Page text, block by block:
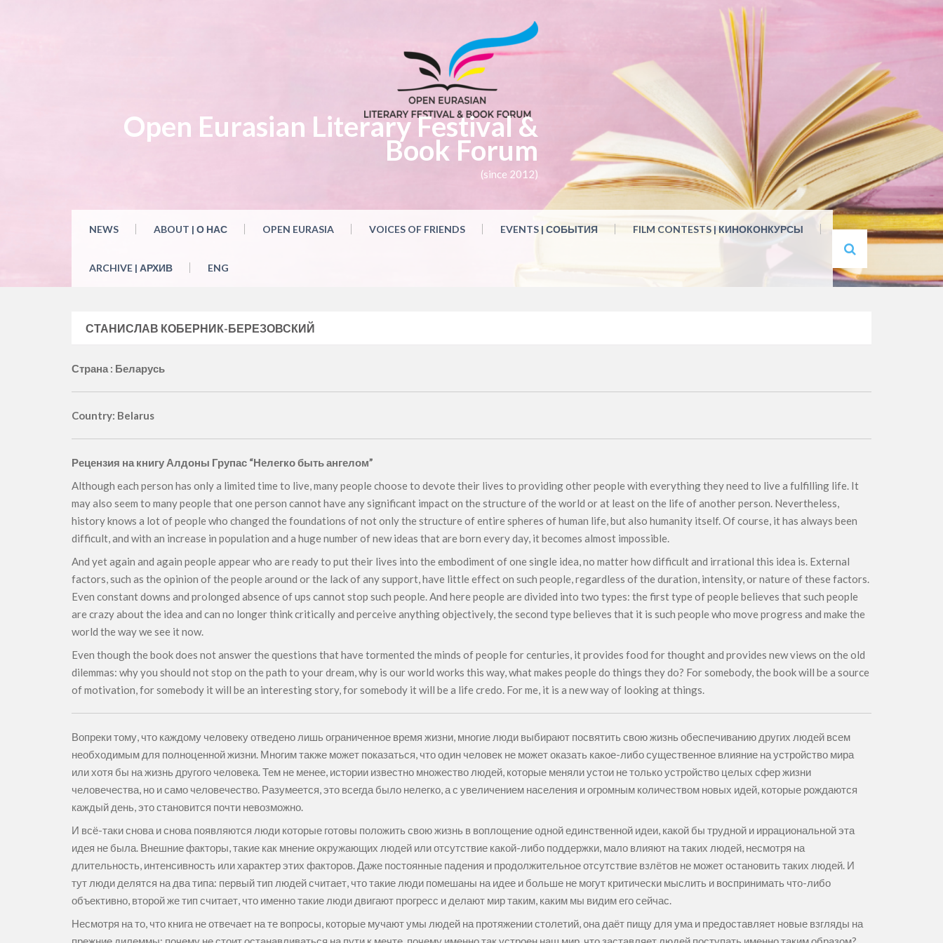
Open Eurasian Literary Festival &
Book Forum
(since 2012)
NEWS ABOUT | О НАС OPEN EURASIA VOICES OF FRIENDS EVENTS | СОБЫТИЯ FILM CONTESTS | КИНОКОНКУРСЫ
ARCHIVE | АРХИВ ENG
СТАНИСЛАВ КОБЕРНИК-БЕРЕЗОВСКИЙ
Страна : Беларусь
Country: Belarus
Рецензия на книгу Алдоны Групас “Нелегко быть ангелом”
Although each person has only a limited time to live, many people choose to devote their lives to providing other people with everything they need to live a fulfilling life. It
may also seem to many people that one person cannot have any significant impact on the structure of the world or at least on the life of another person. Nevertheless,
history knows a lot of people who changed the foundations of not only the structure of entire spheres of human life, but also humanity itself. Of course, it has always been
difficult, and with an increase in population and a huge number of new ideas that are born every day, it becomes almost impossible.
And yet again and again people appear who are ready to put their lives into the embodiment of one single idea, no matter how difficult and irrational this idea is. External
factors, such as the opinion of the people around or the lack of any support, have little effect on such people, regardless of the duration, intensity, or nature of these factors.
Even constant downs and prolonged absence of ups cannot stop such people. And here people are divided into two types: the first type of people believes that such people
are crazy about the idea and can no longer think critically and perceive anything objectively, the second type believes that it is such people who move progress and make the
world the way we see it now.
Even though the book does not answer the questions that have tormented the minds of people for centuries, it provides food for thought and provides new views on the old
dilemmas: why you should not stop on the path to your dream, why is our world works this way, what makes people do things they do? For somebody, the book will be a source
of motivation, for somebody it will be an interesting story, for somebody it will be a life credo. For me, it is a new way of looking at things.
Вопреки тому, что каждому человеку отведено лишь ограниченное время жизни, многие люди выбирают посвятить свою жизнь обеспечиванию других людей всем
необходимым для полноценной жизни. Многим также может показаться, что один человек не может оказать какое-либо существенное влияние на устройство мира
или хотя бы на жизнь другого человека. Тем не менее, истории известно множество людей, которые меняли устои не только устройство целых сфер жизни
человечества, но и само человечество. Разумеется, это всегда было нелегко, а с увеличением населения и огромным количеством новых идей, которые рождаются
каждый день, это становится почти невозможно.
И всё-таки снова и снова появляются люди которые готовы положить свою жизнь в воплощение одной единственной идеи, какой бы трудной и иррациональной эта
идея не была. Внешние факторы, такие как мнение окружающих людей или отсутствие какой-либо поддержки, мало влияют на таких людей, несмотря на
длительность, интенсивность или характер этих факторов. Даже постоянные падения и продолжительное отсутствие взлётов не может остановить таких людей. И
тут люди делятся на два типа: первый тип людей считает, что такие люди помешаны на идее и больше не могут критически мыслить и воспринимать что-либо
объективно, второй же тип считает, что именно такие люди двигают прогресс и делают мир таким, каким мы видим его сейчас.
Несмотря на то, что книга не отвечает на те вопросы, которые мучают умы людей на протяжении столетий, она даёт пищу для ума и предоставляет новые взгляды на